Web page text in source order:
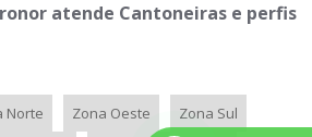
DOBRADOatende Cantoneiras e perfis
Norte Zona Oeste
Zona Sul